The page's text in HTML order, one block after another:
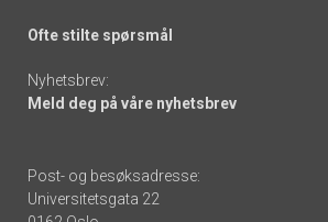
Ofte stilte spørsmål
Nyhetsbrev:
Meld deg på våre nyhetsbrev
Post- og besøksadresse:
Universitetsgata 22